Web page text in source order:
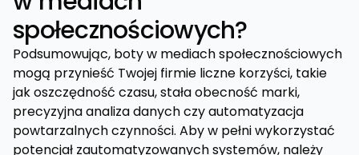
społecznościowych?
Podsumowując, boty w mediach społecznościowych
mogą przynieść Twojej firmie liczne korzyści, takie
jak oszczędność czasu, stała obecność marki,
precyzyjna analiza danych czy automatyzacja
powtarzalnych czynności. Aby w pełni wykorzystać
potencjał zautomatyzowanych systemów, należy